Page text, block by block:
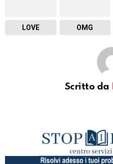
LOVE OMG
Scritto da